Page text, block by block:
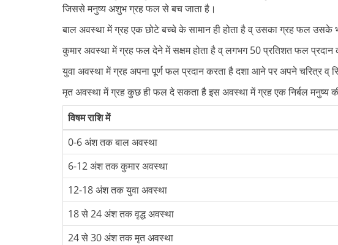
जिससे मनुष्य अशुभ ग्रह फल से बच जाता है।
बाल अवस्था में ग्रह एक छोटे बच्चे के सामान ही होता है व् उसका ग्रह फल उसके
कुमार अवस्था में ग्रह फल देने में सक्षम होता है व् लगभग 50 प्रतिशत फल प्रदान
युवा अवस्था में ग्रह अपना पूर्ण फल प्रदान करता है दशा आने पर अपने चरित्र व्
मृत अवस्था में ग्रह कुछ ही फल दे सकता है इस अवस्था में ग्रह एक निर्बल मनुष्य
विषम राशि में
0-6 अंश तक बाल अवस्था
6-12 अंश तक कुमार अवस्था
12-18 अंश तक युवा अवस्था
18 से 24 अंश तक वृद्ध अवस्था
24 से 30 अंश तक मृत अवस्था